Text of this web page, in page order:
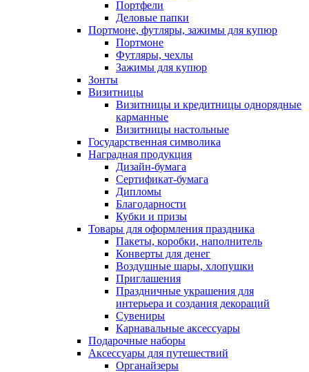
Портфели
Деловые папки
Портмоне, футляры, зажимы для купюр
Портмоне
Футляры, чехлы
Зажимы для купюр
Зонты
Визитницы
Визитницы и кредитницы однорядные
карманные
Визитницы настольные
Государственная символика
Наградная продукция
Дизайн-бумага
Сертификат-бумага
Дипломы
Благодарности
Кубки и призы
Товары для оформления праздника
Пакеты, коробки, наполнитель
Конверты для денег
Воздушные шары, хлопушки
Приглашения
Праздничные украшения для
интерьера и создания декораций
Сувениры
Карнавальные аксессуары
Подарочные наборы
Аксессуары для путешествий
Органайзеры